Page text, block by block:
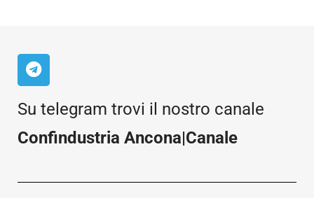
Su telegram trovi il nostro canale
Confindustria Ancona|Canale